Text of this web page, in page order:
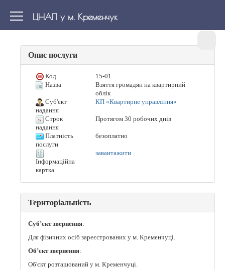
ЦНАП у м. Кременчук
Опис послуги
Код
15-01
Назва
Взяття громадян на квартирний
облік
Суб'єкт
надання
КП «Квартирне управління»
Строк
надання
Протягом 30 робочих днів
Платність
послуги
безоплатно
Інформаційна
картка
завантажити
Територіальність
Суб’єкт звернення:
Для фізичних осіб зареєстрованих у м. Кременчуці.
Об’єкт звернення:
Об'єкт розташований у м. Кременчуці.